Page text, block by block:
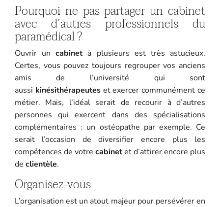
Pourquoi ne pas partager un cabinet
avec d’autres professionnels du
paramédical ?
Ouvrir uncabinetà plusieurs est très astucieux.
Certes, vous pouvez toujours regrouper vos anciens
amis de l’université qui sont
aussi kinésithérapeuteset exercer communément ce
métier. Mais, l’idéal serait de recourir à d’autres
personnes qui exercent dans des spécialisations
complémentaires : un ostéopathe par exemple. Ce
serait l’occasion de diversifier encore plus les
compétences de votre cabinetet d’attirer encore plus
de clientèle.
Organisez-vous
L’organisation est un atout majeur pour persévérer en